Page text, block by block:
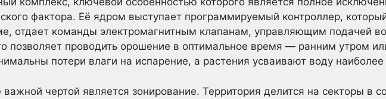
фактора. Её ядром выступает программируемый контроллер,
отдает команды электромагнитным клапанам, управляющим подачей
позволяет проводить орошение в оптимальное время — ранним утром
потери влаги на испарение, а растения усваивают воду
чертой является зонирование. Территория делится на секторы в